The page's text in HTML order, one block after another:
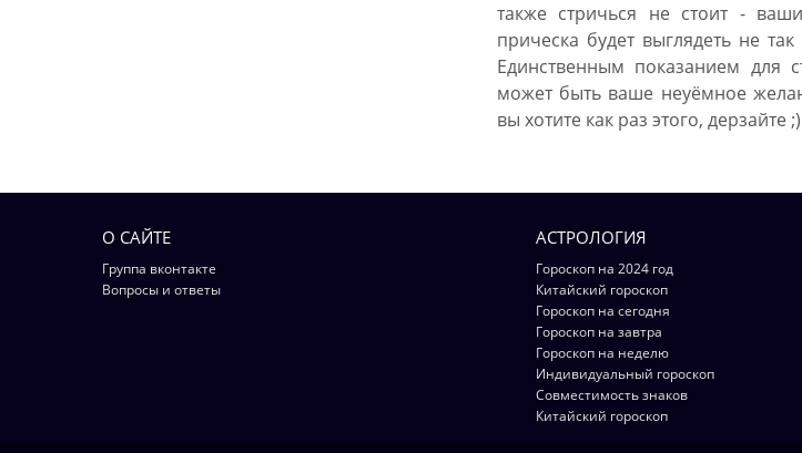
также стричься не стоит -
прическа будет выглядеть не
Единственным показанием для
может быть ваше неуёмное
вы хотите как раз этого, дерзайте ;)
О САЙТЕ
Группа вконтакте
Вопросы и ответы
АСТРОЛОГИЯ
Гороскоп на 2024 год
Китайский гороскоп
Гороскоп на сегодня
Гороскоп на завтра
Гороскоп на неделю
Индивидуальный гороскоп
Совместимость знаков
Китайский гороскоп